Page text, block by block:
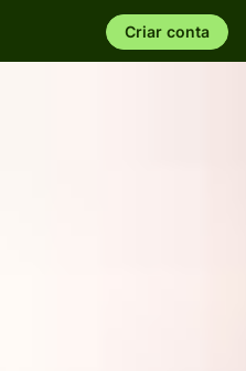
Criar conta